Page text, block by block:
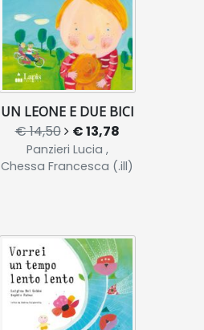
UN LEONE E DUE BICI
€ 14,50 € 13,78
Panzieri Lucia ,
Chessa Francesca (.ill)